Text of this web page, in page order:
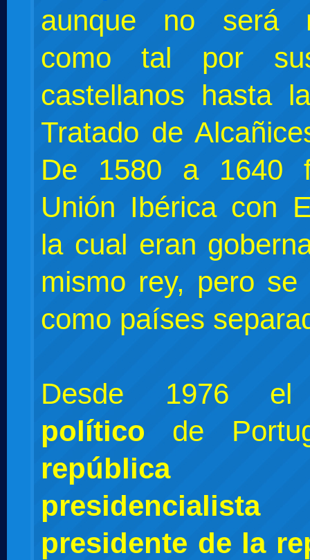
aunque no será
como tal por
castellanos hasta
Tratado de
De 1580 a 1640
Unión Ibérica con
la cual eran
mismo rey, pero se
como países
Desde 1976
político de
república
presidencialista
presidente de la